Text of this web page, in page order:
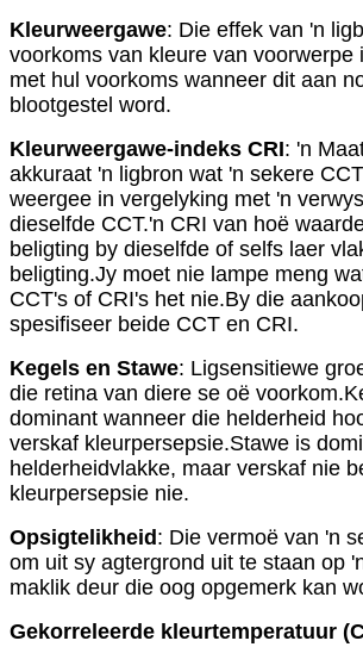
Kleurweergawe: Die effek van 'n
voorkoms van kleure van voorwerpe
met hul voorkoms wanneer dit aan
blootgestel word.
Kleurweergawe-indeks CRI: 'n
akkuraat 'n ligbron wat 'n sekere
weergee in vergelyking met 'n
dieselfde CCT.'n CRI van hoë
beligting by dieselfde of selfs laer
beligting.Jy moet nie lampe meng
CCT's of CRI's het nie.By die
spesifiseer beide CCT en CRI.
Kegels en Stawe: Ligsensitiewe
die retina van diere se oë
dominant wanneer die helderheid
verskaf kleurpersepsie.Stawe is
helderheidvlakke, maar verskaf nie
kleurpersepsie nie.
Opsigtelikheid : Die vermoë van 'n
om uit sy agtergrond uit te staan ​​op
maklik deur die oog opgemerk kan
Gekorreleerde kleurtemperatuur